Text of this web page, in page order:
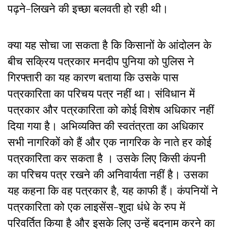
पढ़ने-लिखने की इच्छा बलवती हो रही थी।
क्या यह सोचा जा सकता है कि किसानों के आंदोलन के
बीच सक्रिय पत्रकार मनदीप पुनिया को पुलिस ने
गिरफ्तारी का यह कारण बताया कि उसके पास
पत्रकारिता का परिचय पत्र नहीं था। संविधान में
पत्रकार और पत्रकारिता को कोई विशेष अधिकार नहीं
दिया गया है। अभिव्यक्ति की स्वतंत्रता का अधिकार
सभी नागरिकों को हैं और एक नागरिक के नाते हर कोई
पत्रकारिता कर सकता है । उसके लिए किसी कंपनी
का परिचय पत्र रखने की अनिवार्यता नहीं है। उसका
यह कहना कि वह पत्रकार है, यह काफी हैं। कंपनियों ने
पत्रकारिता को एक लाइसेंस-शुदा धंधे के रुप में
परिवर्तित किया है और इसके लिए उन्हें बदनाम करने का